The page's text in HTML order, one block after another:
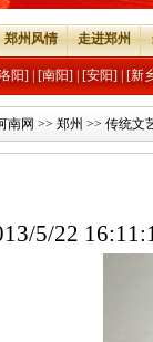
郑州风情 走进郑州
阳] [南阳] [安阳] [新
南网 >> 郑州 >> 传统文
5/22